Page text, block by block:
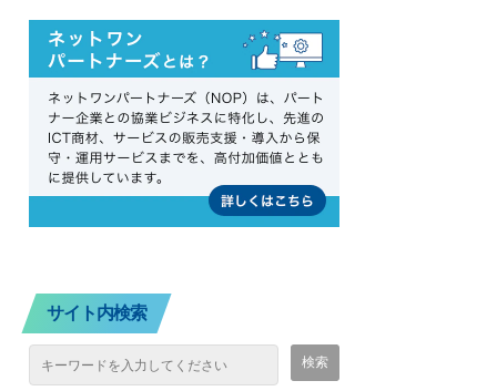
サイト内検索